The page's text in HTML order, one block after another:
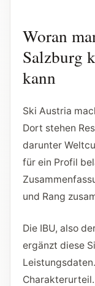
Woran
Salzburg
kann
Ski Austria
Dort stehen
darunter
für ein Profil
und Rang
Die IBU, also
ergänzt diese